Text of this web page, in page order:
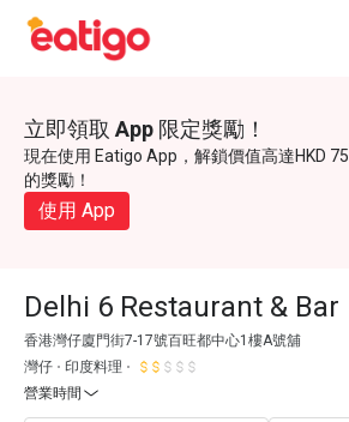
立即領取 App 限定獎勵！
現在使用 Eatigo App，解鎖價值高達HKD 75
的獎勵！
使用 App
Delhi 6 Restaurant & Bar
香港灣仔廈門街7-17號百旺都中心1樓A號舖
灣仔
印度料理
營業時間